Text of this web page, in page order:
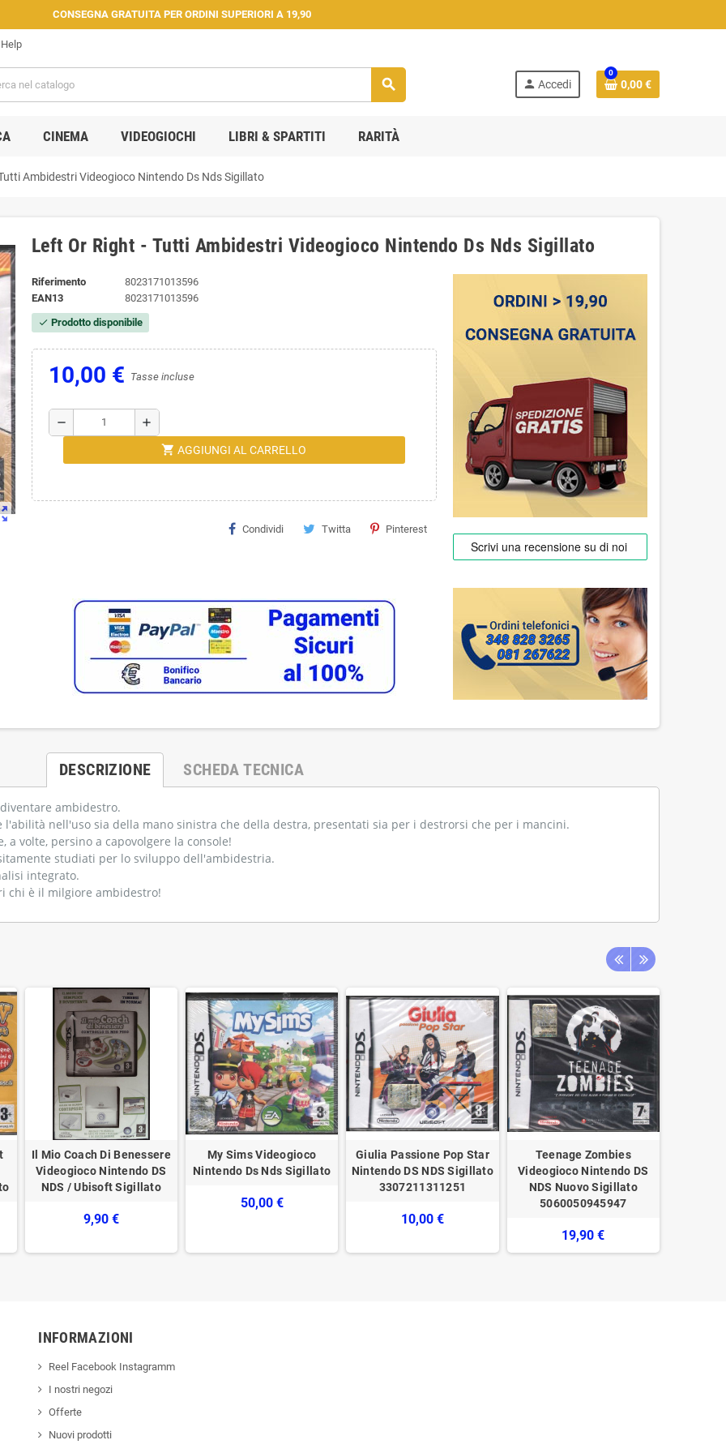
CONSEGNA GRATUITA PER ORDINI SUPERIORI A 19,90
Help
search person Accedi
0
0,00 €
CINEMA VIDEOGIOCHI LIBRI & SPARTITI RARITÀ
Ambidestri Videogioco Nintendo Ds Nds Sigillato
Left Or Right - Tutti Ambidestri Videogioco Nintendo Ds Nds Sigillato
Riferimento
8023171013596
EAN13
8023171013596
check Prodotto disponibile
10,00 € Tasse incluse
remove add
shopping_cart AGGIUNGI AL CARRELLO
Condividi Twitta Pinterest
DESCRIZIONE SCHEDA TECNICA
ambidestro.
nell'uso sia della mano sinistra che della destra, presentati sia per i destrorsi che per i mancini.
volte, persino a capovolgere la console!
studiati per lo sviluppo dell'ambidestria.
integrato.
chi è il milgiore ambidestro!
Il Mio Coach Di Benessere
Videogioco Nintendo DS
NDS / Ubisoft Sigillato
9,90 €
My Sims Videogioco
Nintendo Ds Nds Sigillato
50,00 €
Giulia Passione Pop Star
Nintendo DS NDS Sigillato
3307211311251
10,00 €
Teenage Zombies
Videogioco Nintendo DS
NDS Nuovo Sigillato
5060050945947
19,90 €
INFORMAZIONI
Reel Facebook Instagramm
I nostri negozi
Offerte
Nuovi prodotti